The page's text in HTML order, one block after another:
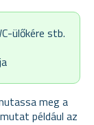
ülőkére stb.
meg a
például az